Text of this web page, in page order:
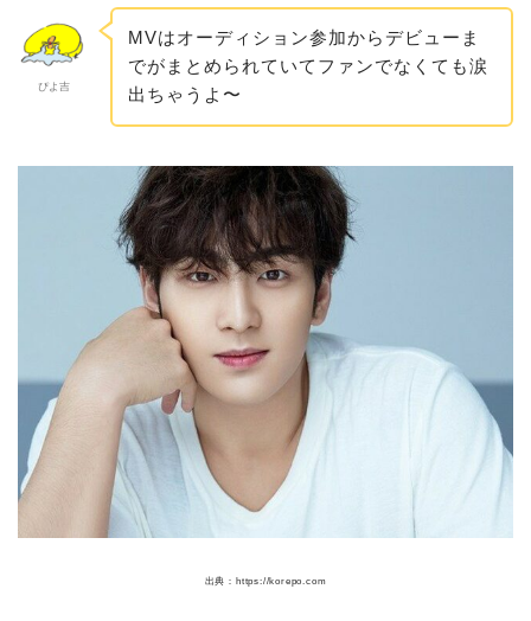
ぴよ吉
MVはオーディション参加からデビューま
でがまとめられていてファンでなくても涙
出ちゃうよ〜
出典：https://korepo.com